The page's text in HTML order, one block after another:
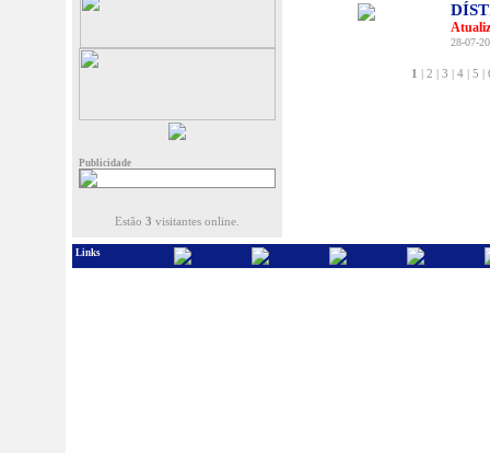
Publicidade
Estão 3 visitantes online.
28-07-
1 2 3 4 5
Links